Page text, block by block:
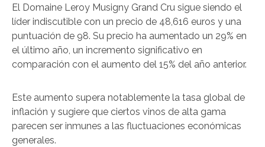
El Domaine Leroy Musigny Grand Cru sigue siendo el
líder indiscutible con un precio de 48,616 euros y una
puntuación de 98. Su precio ha aumentado un 29% en
el último año, un incremento significativo en
comparación con el aumento del 15% del año anterior.
Este aumento supera notablemente la tasa global de
inflación y sugiere que ciertos vinos de alta gama
parecen ser inmunes a las fluctuaciones económicas
generales.